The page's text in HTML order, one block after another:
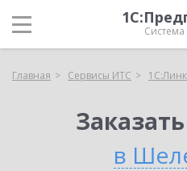
Главная Сервисы ИТС 1С:Линк
в